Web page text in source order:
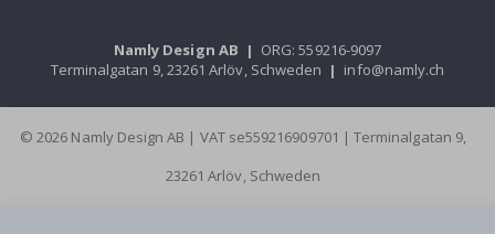
Namly Design AB | ORG: 559216-9097
Terminalgatan 9, 23261 Arlöv, Schweden | info@namly.ch
© 2026 Namly Design AB | VAT se559216909701 | Terminalgatan 9,
23261 Arlöv, Schweden